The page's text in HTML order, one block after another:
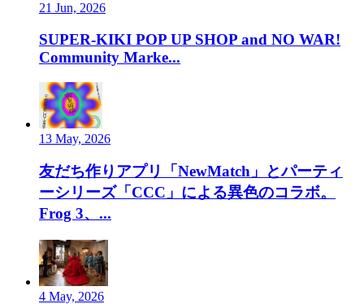
21 Jun, 2026
SUPER-KIKI POP UP SHOP and NO WAR!
Community Marke...
13 May, 2026
友だち作りアプリ「NewMatch」とパーティ
ーシリーズ「CCC」による異色のコラボ。
Frog 3、...
4 May, 2026